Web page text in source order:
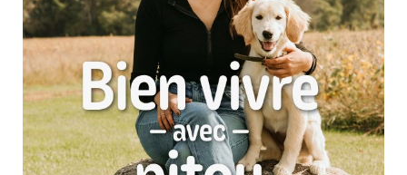
Nouveautés
Numérique
Livres audio
Meilleurs vendeurs
Page vedette